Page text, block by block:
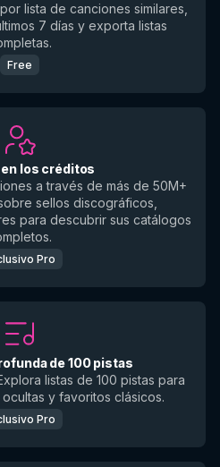
lista de canciones similares,
7 días y exporta listas
Free
los créditos
a través de más de 50M+
sellos discográficos,
para descubrir sus catálogos
Pro
de 100 pistas
listas de 100 pistas para
y favoritos clásicos.
Pro